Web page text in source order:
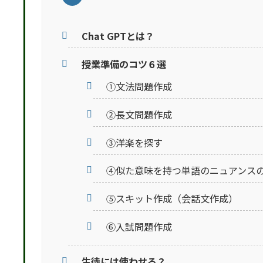
Chat GPTとは？
授業準備のコツ６選
①文法問題作成
②長文問題作成
③洋楽を探す
④似た意味を持つ単語のニュアンス
⑤スキット作成（会話文作成）
⑥入試問題作成